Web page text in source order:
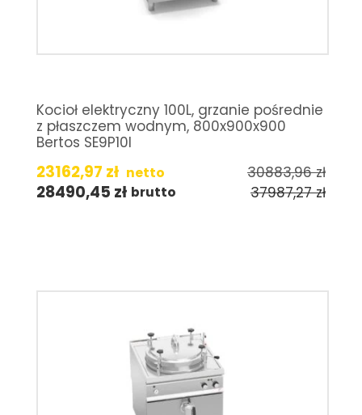
Kocioł elektryczny 100L, grzanie pośrednie
z płaszczem wodnym, 800x900x900
Bertos SE9P10I
23162,97 zł netto 30883,96zł
28490,45 zł brutto 37987,27zł